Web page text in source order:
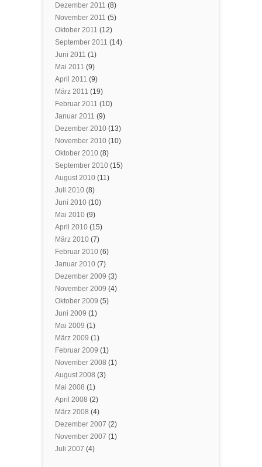
Dezember 2011 (8)
November 2011 (5)
Oktober 2011 (12)
September 2011 (14)
Juni 2011 (1)
Mai 2011 (9)
April 2011 (9)
März 2011 (19)
Februar 2011 (10)
Januar 2011 (9)
Dezember 2010 (13)
November 2010 (10)
Oktober 2010 (8)
September 2010 (15)
August 2010 (11)
Juli 2010 (8)
Juni 2010 (10)
Mai 2010 (9)
April 2010 (15)
März 2010 (7)
Februar 2010 (6)
Januar 2010 (7)
Dezember 2009 (3)
November 2009 (4)
Oktober 2009 (5)
Juni 2009 (1)
Mai 2009 (1)
März 2009 (1)
Februar 2009 (1)
November 2008 (1)
August 2008 (3)
Mai 2008 (1)
April 2008 (2)
März 2008 (4)
Dezember 2007 (2)
November 2007 (1)
Juli 2007 (4)